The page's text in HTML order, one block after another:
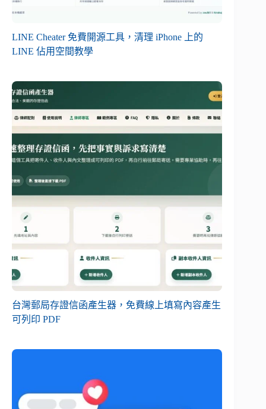
LINE Cheater 免費開源工具，清理 iPhone 上的
LINE 佔用空間教學
台灣郵局存證信函產生器，免費線上填寫內容產生
可列印 PDF